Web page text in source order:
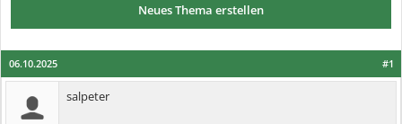
Neues Thema erstellen
#1
06.10.2025
salpeter